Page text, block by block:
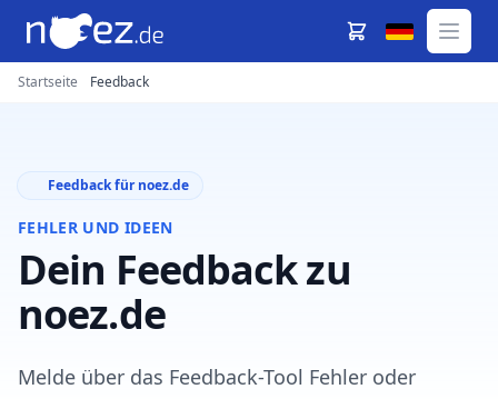
Startseite Feedback
Feedback für noez.de
FEHLER UND IDEEN
Dein Feedback zu
noez.de
Melde über das Feedback-Tool Fehler oder